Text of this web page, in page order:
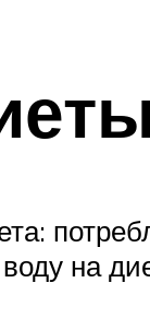
воду на